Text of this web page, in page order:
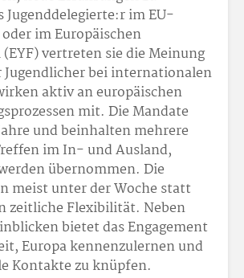
Jugenddelegierte:r im EU-
im Europäischen
vertreten sie die Meinung
Jugendlicher bei internationalen
aktiv an europäischen
mit. Die Mandate
und beinhalten mehrere
im In- und Ausland,
übernommen. Die
meist unter der Woche statt
zeitliche Flexibilität. Neben
bietet das Engagement
Europa kennenzulernen und
Kontakte zu knüpfen.